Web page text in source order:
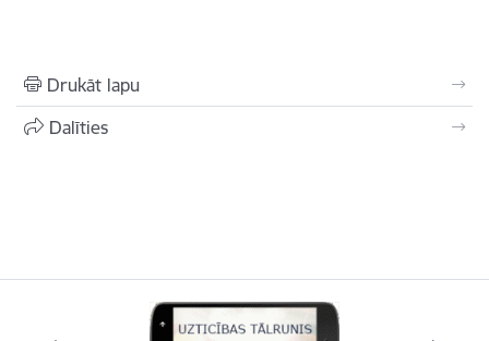
Drukāt lapu
Dalīties